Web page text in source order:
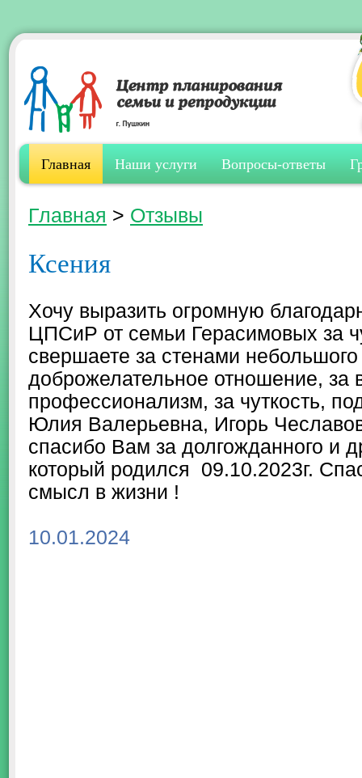
Главная Наши услуги Вопросы-ответы
Главная > Отзывы
Ксения
Хочу выразить огромную
ЦПСиР от семьи Герасимовых за
свершаете за стенами
доброжелательное отношение, за
профессионализм, за чуткость,
Юлия Валерьевна, Игорь
спасибо Вам за долгожданного и
который родился 09.10.2023г.
смысл в жизни !
10.01.2024